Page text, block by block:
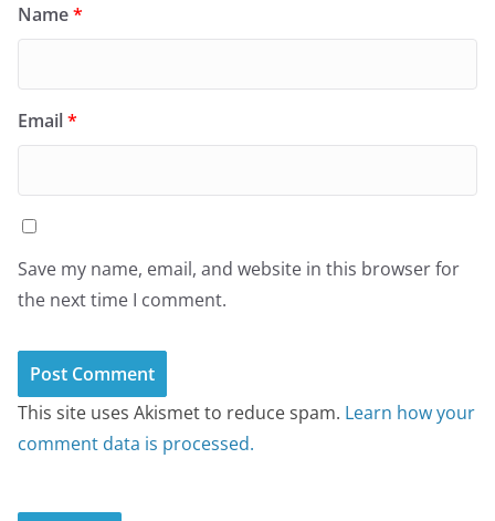
Name*
Email*
Save my name, email, and website in this browser for
the next time I comment.
This site uses Akismet to reduce spam. Learn how your
comment data is processed.